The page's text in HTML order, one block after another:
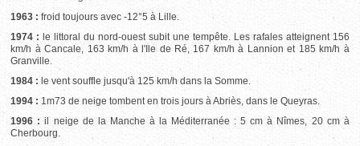
1963 : froid toujours avec -12°5 à Lille.
1974 : le littoral du nord-ouest subit une tempête. Les rafales atteignent 156
km/h à Cancale, 163 km/h à l'Ile de Ré, 167 km/h à Lannion et 185 km/h à
Granville.
1984 : le vent souffle jusqu'à 125 km/h dans la Somme.
1994 : 1m73 de neige tombent en trois jours à Abriès, dans le Queyras.
1996 : il neige de la Manche à la Méditerranée : 5 cm à Nîmes, 20 cm à
Cherbourg.